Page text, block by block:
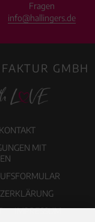
Fragen
info@hallingers.de
GMBH
KONTAKT
MIT
IMPRESSUM